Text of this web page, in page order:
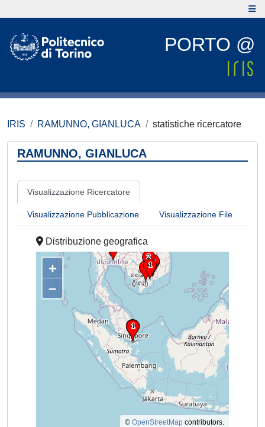
PORTO @
IRIS RAMUNNO, GIANLUCA statistiche ricercatore
RAMUNNO, GIANLUCA
Visualizzazione Ricercatore
Visualizzazione Pubblicazione Visualizzazione File
Distribuzione geografica
+
–
© OpenStreetMap contributors.